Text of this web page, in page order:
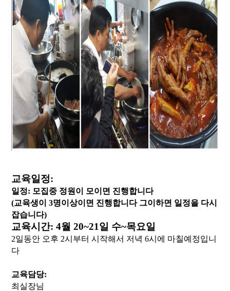
교육일정:
일정: 모집중 정원이 모이면 진행합니다
(교육생이 3명이상이면 진행합니다 그이하면 일정을 다시
잡습니다)
교육시간: 4월 20~21일 수~목요일
2일동안 오후 2시부터 시작해서 저녁 6시에 마칠예정입니
다
교육담당:
최실장님